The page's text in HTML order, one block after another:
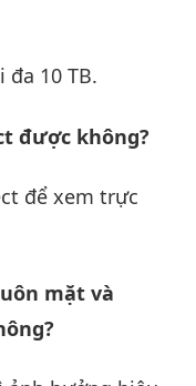
10 TB.
được không?
để xem trực
mặt và